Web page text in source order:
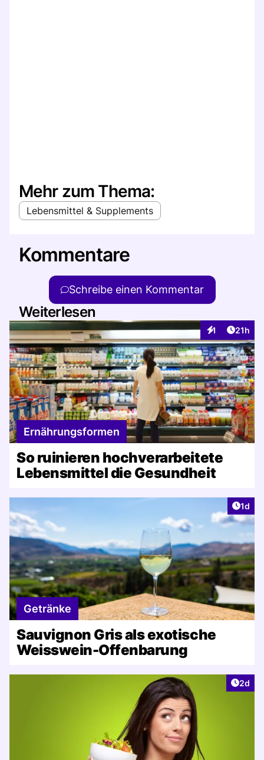
Mehr zum Thema:
Lebensmittel & Supplements
Kommentare
Schreibe einen Kommentar
Weiterlesen
1
Interaktionen
Artikel
21h
Ernährungsformen
So ruinieren hochverarbeitete
Lebensmittel die Gesundheit
1d
Getränke
Sauvignon Gris als exotische
Weisswein-Offenbarung
2d